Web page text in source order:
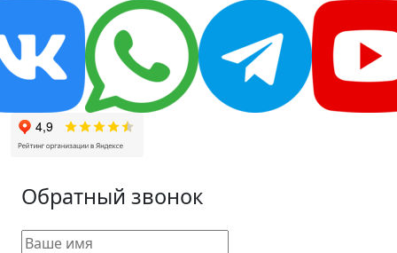
Обратный звонок